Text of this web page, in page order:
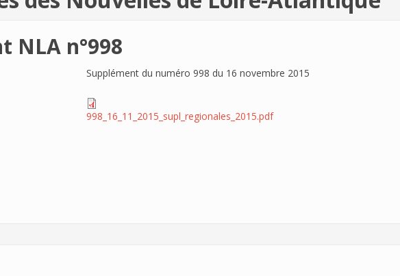
NLA n°998
Supplément du numéro 998 du 16 novembre 2015
998_16_11_2015_supl_regionales_2015.pdf